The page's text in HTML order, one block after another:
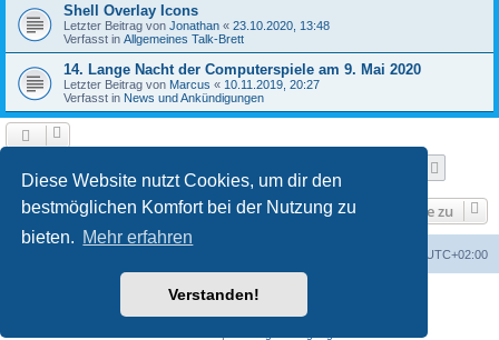
Diese Website nutzt Cookies, um dir den
bestmöglichen Komfort bei der Nutzung zu
bieten. Mehr erfahren
Verstanden!
Shell Overlay Icons
Letzter Beitrag von Jonathan « 23.10.2020, 13:48
Verfasst in Allgemeines Talk-Brett
14. Lange Nacht der Computerspiele am 9. Mai 2020
Letzter Beitrag von Marcus « 10.11.2019, 20:27
Verfasst in News und Ankündigungen
Gehe zu
UTC+02:00
Powered byphpBB® Forum Software © phpBB Limited
phpBB.de